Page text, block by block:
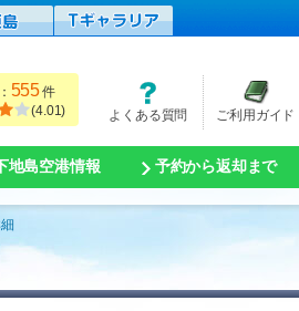
555件
(4.01) よくある質問 ご利用ガイド
地島空港情報 予約から返却まで